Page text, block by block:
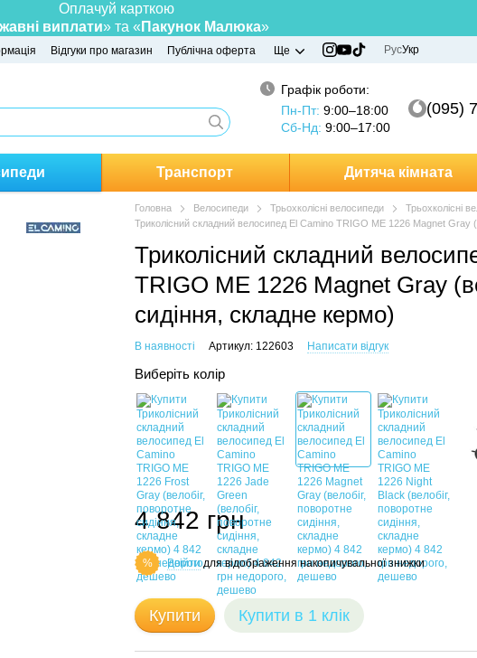
Оплачуй карткою
виплати» та « Пакунок Малюка»
Відгуки про магазин Публічна оферта Ще РусУкр
Графік роботи:
Пн-Пт: 9:00–18:00
Сб-Нд: 9:00–17:00
(095)
Транспорт Дитяча кімната
Головна Велосипеди Трьохколісні велосипеди
Трьохколісні
Триколісний складний велосипед El Camino TRIGO ME 1226 Magnet Gray
Триколісний складний
TRIGO ME 1226 Magnet Gray
сидіння, складне кермо)
В наявності Артикул: 122603 Написати відгук
Виберіть колір
4 842 грн
% Ввійтидля відображення накопичувальної знижки
Купити Купити в 1 клік